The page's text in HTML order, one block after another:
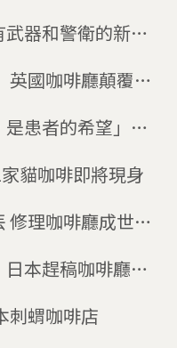
器和警衛的新型
英國咖啡廳顛覆你
是患者的希望」日
貓咖啡即將現身
修理咖啡廳成世界
本趕稿咖啡廳大
刺蝟咖啡店